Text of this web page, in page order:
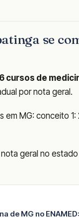
se
cursos de
por nota geral.
MG: conceito
geral no estado
de MG no